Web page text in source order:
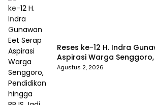
Reses ke-12 H. Indra
Aspirasi Warga
hingga BPJS Jadi Sorotan
Agustus 2, 2026